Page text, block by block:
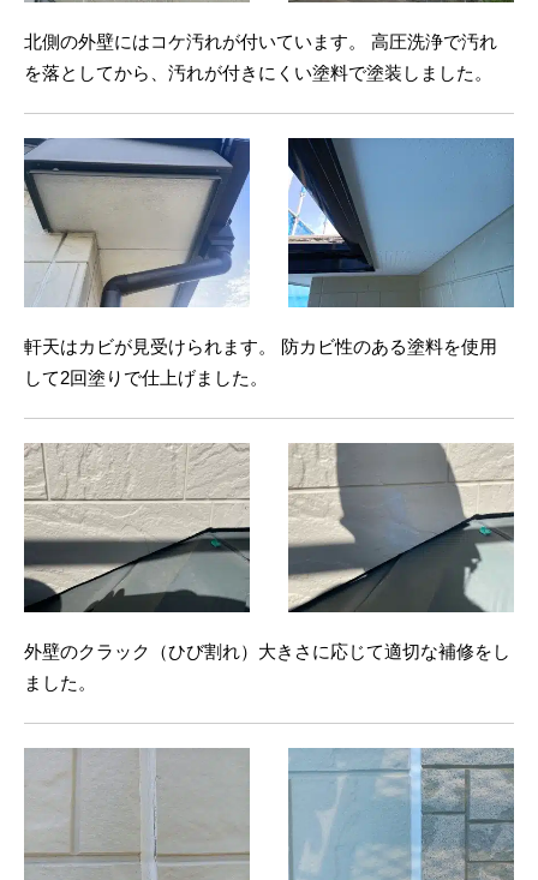
北側の外壁にはコケ汚れが付いています。 高圧洗浄で汚れ
を落としてから、汚れが付きにくい塗料で塗装しました。
軒天はカビが見受けられます。 防カビ性のある塗料を使用
して2回塗りで仕上げました。
外壁のクラック（ひび割れ）大きさに応じて適切な補修をし
ました。